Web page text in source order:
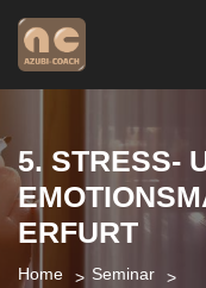
5. STRESS-
ERFURT
Home
Seminar